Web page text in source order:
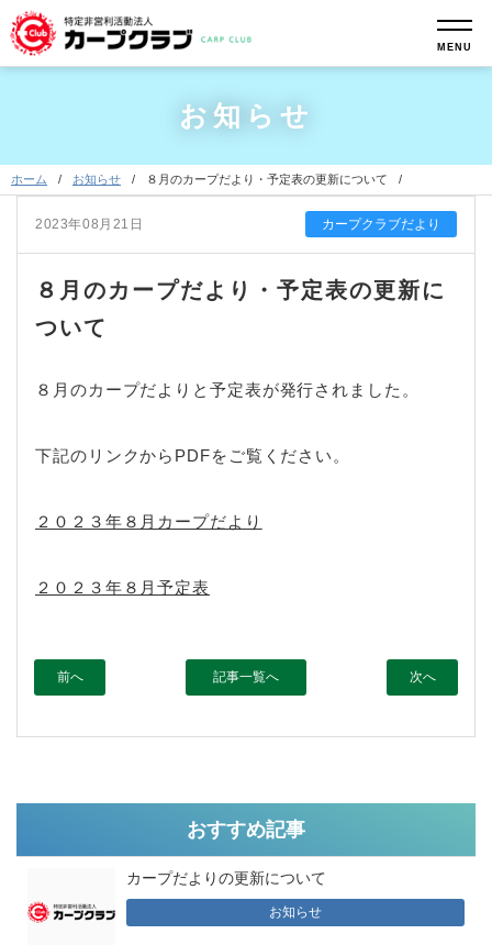
MENU
お知らせ
ホーム お知らせ ８月のカープだより・予定表の更新について
2023年08月21日 カープクラブだより
８月のカープだより・予定表の更新に
ついて
８月のカープだよりと予定表が発行されました。
下記のリンクからPDFをご覧ください。
２０２３年８月カープだより
２０２３年８月予定表
前へ 記事一覧へ 次へ
おすすめ記事
カープだよりの更新について
お知らせ